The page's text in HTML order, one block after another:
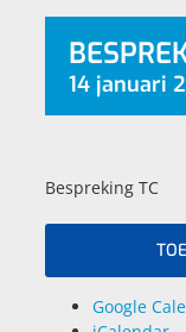
14 januari
Bespreking TC
Google